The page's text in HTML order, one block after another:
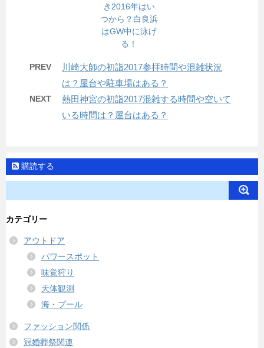
き2016年はい
つから？白良浜
はGW中に泳げ
る！
PREV
川崎大師の初詣2017参拝時間や混雑状況
は？屋台や駐車場はある？
NEXT
熱田神宮の初詣2017混雑する時間や空いて
いる時間は？屋台はある？
購読する
カテゴリー
アウトドア
パワースポット
味覚狩り
天体観測
海・プール
ファッション関係
冠婚葬祭関連